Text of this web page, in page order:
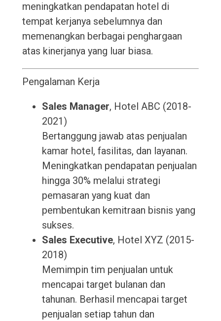
meningkatkan pendapatan hotel di
tempat kerjanya sebelumnya dan
memenangkan berbagai penghargaan
atas kinerjanya yang luar biasa.
Pengalaman Kerja
Sales Manager, Hotel ABC (2018-
2021)
Bertanggung jawab atas penjualan
kamar hotel, fasilitas, dan layanan.
Meningkatkan pendapatan penjualan
hingga 30% melalui strategi
pemasaran yang kuat dan
pembentukan kemitraan bisnis yang
sukses.
Sales Executive, Hotel XYZ (2015-
2018)
Memimpin tim penjualan untuk
mencapai target bulanan dan
tahunan. Berhasil mencapai target
penjualan setiap tahun dan